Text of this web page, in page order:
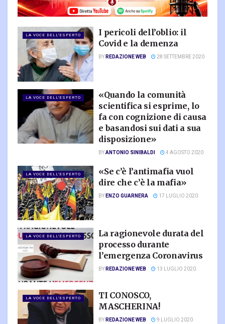
LA VOCE DELL'ESPERTO
I pericoli dell’oblio: il
Covid e la demenza
BYREDAZIONE WEB 28 SETTEMBRE 2020
LA VOCE DELL'ESPERTO
«Quando la comunità
scientifica si esprime, lo
fa con cognizione di causa
e basandosi sui dati a sua
disposizione»
BYANTONIO SINIBALDI 4 AGOSTO 2020
LA VOCE DELL'ESPERTO
«Se c’è l’antimafia vuol
dire che c’è la mafia»
BYENZO GUARNERA 17 LUGLIO 2020
LA VOCE DELL'ESPERTO
La ragionevole durata del
processo durante
l’emergenza Coronavirus
BYREDAZIONE WEB 13 LUGLIO 2020
LA VOCE DELL'ESPERTO
TI CONOSCO,
MASCHERINA!
BYREDAZIONE WEB 9 LUGLIO 2020